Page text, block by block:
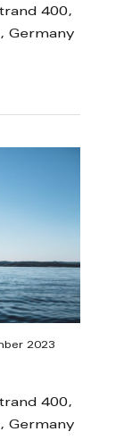
400,
Germany
2023
400,
Germany